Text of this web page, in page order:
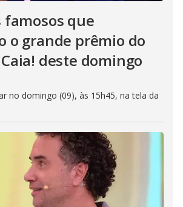
famosos que
o grande prêmio do
deste domingo
no domingo (09), às 15h45, na tela da